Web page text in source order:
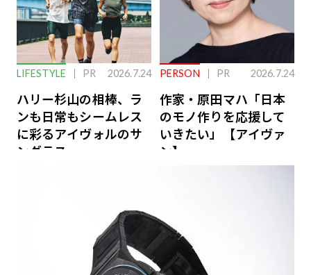
LIFESTYLE PR 2026.7.24
ハリー杉山の相棒、ラ
ンも日常もシームレス
に彩るアイヴォルのサ
ングラス
PERSON PR 2026.7.24
作家・原田マハ「日本
のモノ作りを応援して
いきたい」【アイヴァ
ン】